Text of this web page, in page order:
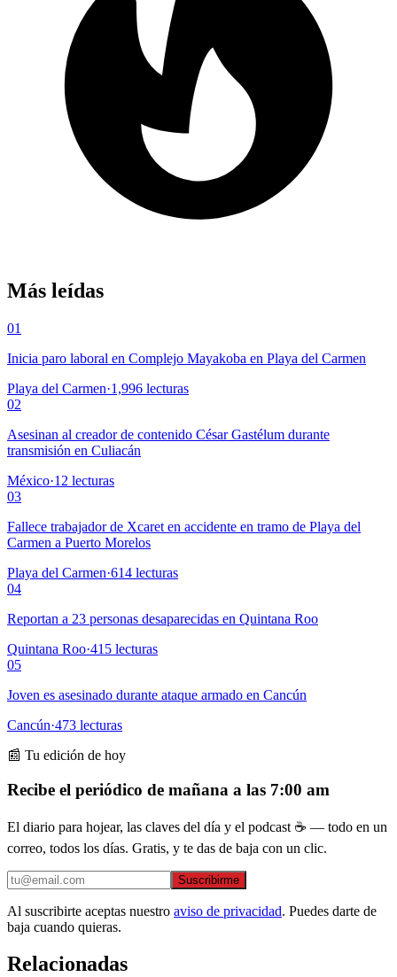
Más leídas
01
Inicia paro laboral en Complejo Mayakoba en Playa del Carmen
Playa del Carmen·1,996 lecturas
02
Asesinan al creador de contenido César Gastélum durante
transmisión en Culiacán
México·12 lecturas
03
Fallece trabajador de Xcaret en accidente en tramo de Playa del
Carmen a Puerto Morelos
Playa del Carmen·614 lecturas
04
Reportan a 23 personas desaparecidas en Quintana Roo
Quintana Roo·415 lecturas
05
Joven es asesinado durante ataque armado en Cancún
Cancún·473 lecturas
📰 Tu edición de hoy
Recibe el periódico de mañana a las 7:00 am
El diario para hojear, las claves del día y el podcast ☕ — todo en un
correo, todos los días. Gratis, y te das de baja con un clic.
Suscribirme
Al suscribirte aceptas nuestro aviso de privacidad. Puedes darte de
baja cuando quieras.
Relacionadas